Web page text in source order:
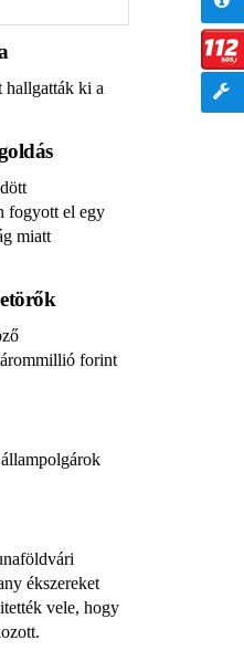
hallgatták ki a
fogyott el egy
miatt
forint
ékszereket
vele, hogy